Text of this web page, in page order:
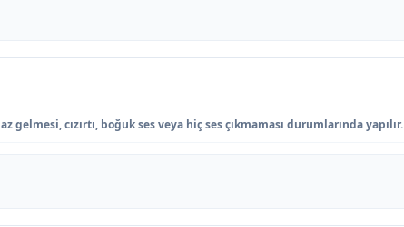
cızırtı, boğuk ses veya hiç ses çıkmaması durumlarında yapılır.